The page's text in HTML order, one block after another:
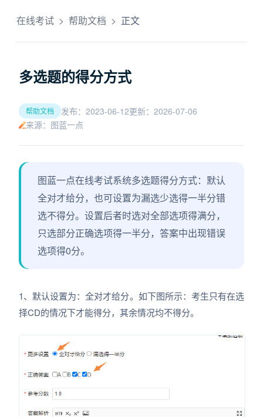
在线考试 > 帮助文档 > 正文
多选题的得分方式
帮助文档 发布：2023-06-12更新：2026-07-06
来源：图蓝一点
图蓝一点在线考试系统多选题得分方式：默认
全对才给分，也可设置为漏选少选得一半分错
选不得分。设置后者时选对全部选项得满分，
只选部分正确选项得一半分，答案中出现错误
选项得0分。
1、默认设置为：全对才给分。如下图所示：考生只有在选
择CD的情况下才能得分，其余情况均不得分。